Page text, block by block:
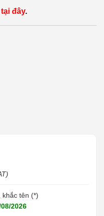
tại đây.
tên (*)
2026